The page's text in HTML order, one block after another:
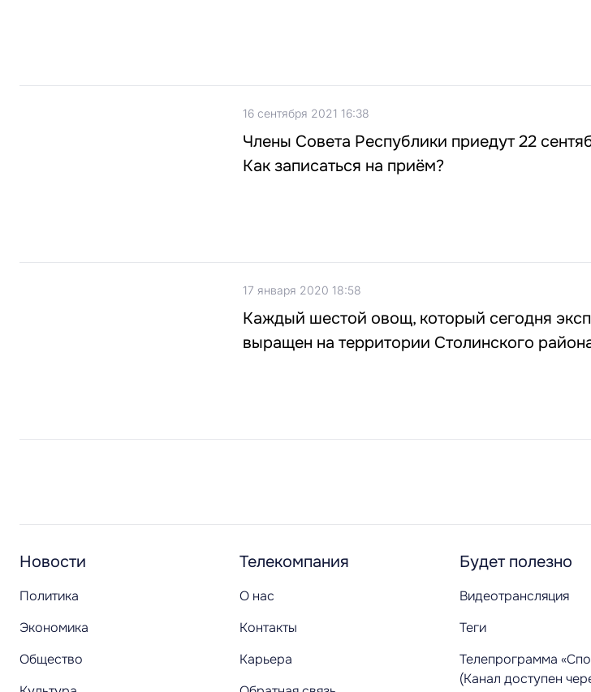
16 сентября 2021 16:38
Члены Совета Республики приедут 22
Как записаться на приём?
17 января 2020 18:58
Каждый шестой овощ, который сегодня
выращен на территории Столинского
Новости
Политика
Экономика
Общество
Телекомпания
О нас
Контакты
Карьера
Будет полезно
Видеотрансляция
Теги
Телепрограмма
(Канал доступен